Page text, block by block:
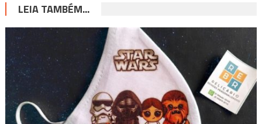
LEIA TAMBÉM...